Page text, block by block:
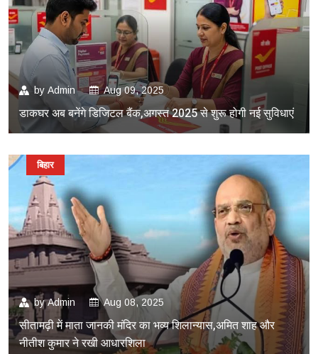
by Admin Aug 09, 2025
डाकघर अब बनेंगे डिजिटल बैंक,अगस्त 2025 से शुरू होगी नई सुविधाएं
byAdmin Aug 08, 2025
सीतामढ़ी में माता जानकी मंदिर का भव्य शिलान्यास,अमित शाह और
नीतीश कुमार ने रखी आधारशिला
बिहार